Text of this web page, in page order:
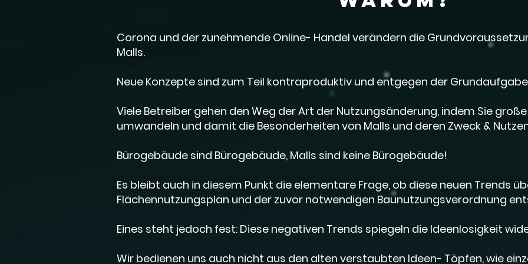
Corona und der zunehmende Online- Handel verändern die
Malls.
Neue Konzepte sind zum Teil kontraproduktiv und entgegen der
Viele Betreiber gehen den Weg der Art der Nutzungsänderung, indem Sie
umwandeln und damit die Besonderheiten von Malls und deren Zweck &
Bürogebäude sind Bürogebäude, Malls sind keine Bürogebäude!
Es bleibt auch in diesem Punkt die elementare Frage, ob diese neuen Trends
Flächennutzungsplan und der zuvor notwendigen Baunutzungsverordnung
Eines steht jedoch fest: Diese negativen Trends spiegeln die Ideenlosigkeit
Wir bedienen uns auch nicht aus den alten verstaubten Ideen- Töpfen, wie